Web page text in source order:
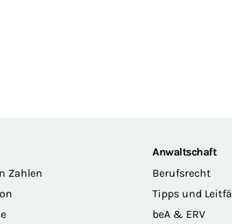
Zahlen
Anwaltschaft
Berufsrecht
Tipps und
beA & ERV